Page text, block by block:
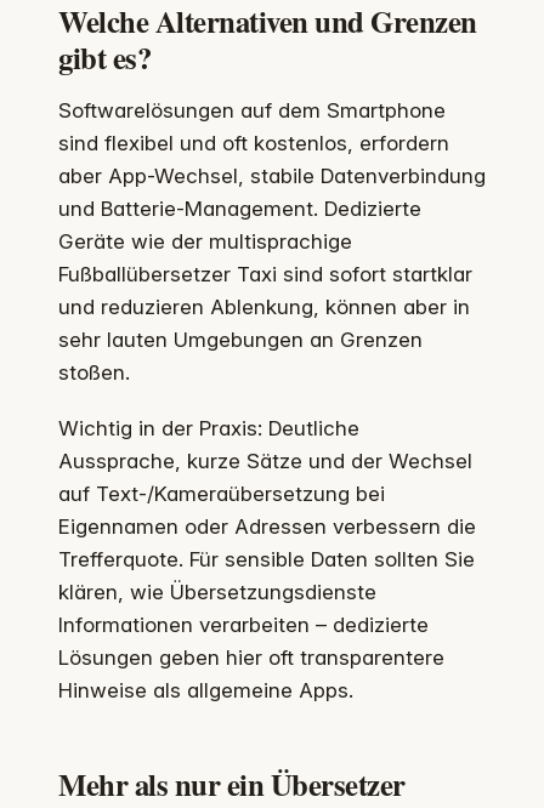
Welche Alternativen und Grenzen
gibt es?
Softwarelösungen auf dem Smartphone
sind flexibel und oft kostenlos, erfordern
aber App-Wechsel, stabile Datenverbindung
und Batterie-Management. Dedizierte
Geräte wie der multisprachige
Fußballübersetzer Taxi sind sofort startklar
und reduzieren Ablenkung, können aber in
sehr lauten Umgebungen an Grenzen
stoßen.
Wichtig in der Praxis: Deutliche
Aussprache, kurze Sätze und der Wechsel
auf Text-/Kameraübersetzung bei
Eigennamen oder Adressen verbessern die
Trefferquote. Für sensible Daten sollten Sie
klären, wie Übersetzungsdienste
Informationen verarbeiten – dedizierte
Lösungen geben hier oft transparentere
Hinweise als allgemeine Apps.
Mehr als nur ein Übersetzer